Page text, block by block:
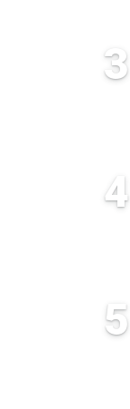
3
4
5